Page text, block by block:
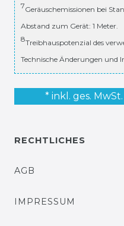
7Geräuschemissionen bei
Abstand zum Gerät: 1 Meter.
8Treibhauspotenzial des
Technische Änderungen und
* inkl. ges.
RECHTLICHES
AGB
IMPRESSUM